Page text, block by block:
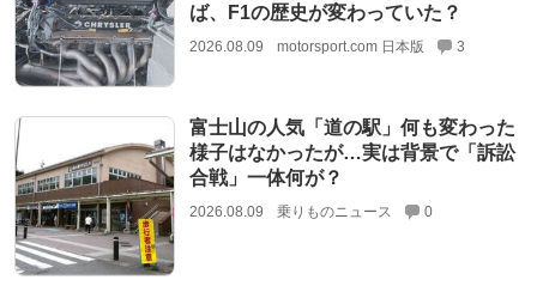
ば、F1の歴史が変わっていた？
2026.08.09 motorsport.com 日本版 3
富士山の人気「道の駅」何も変わった
様子はなかったが…実は背景で「訴訟
合戦」一体何が？
2026.08.09 乗りものニュース 0